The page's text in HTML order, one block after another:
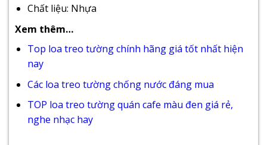
Chất liệu: Nhựa
Xem thêm…
Top loa treo tường chính hãng giá tốt nhất hiện
nay
Các loa treo tường chống nước đáng mua
TOP loa treo tường quán cafe màu đen giá rẻ,
nghe nhạc hay